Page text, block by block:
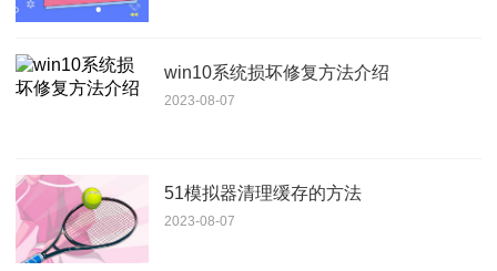
win10系统损坏修复方法介绍
2023-08-07
51模拟器清理缓存的方法
2023-08-07